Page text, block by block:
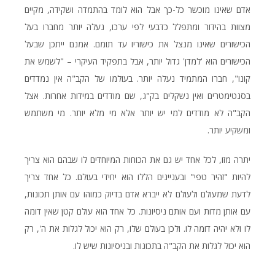
אדם שאינו מוכשר כל-כך אבל הוא לומד בהתמדה ושקידה, מקיים
מצוות בהידור ומתפלל כדבעי לפי ערכו, נעלה יותר מחברו בעל
הכישורים שאינו מנצל את כישוריו עד תומם. אמנם ייתכן שבעל
הכישורים הוא 'למדן' גדול יותר, אבל בתפקיד העיקרי – "לשמש את
קונו", חברו המתמיד נעלה יותר. בעולמו של הקב"ה אין נמדדים
בסנטימטרים ואין נשקלים בק"ג, שם מודדים במידות אחרות. אצל
הקב"ה לא מודדים למי יש יותר אלא מי מלא יותר. מי משתמש
ומשקיע יותר.
יתרה מזו, לכל אחד יש גם את הכוחות המיוחדים לו שבהם הוא צריך
להיות "זהיר טפי" ובעניינים הללו הוא יחידי בעולם. כל אחד צריך
לדעת שמעולם ולעולם לא ייברא אדם בדיוק כמוהו עם אותן תכונות,
עם אותן מדות ועם אותם ניסיונות. כל אחד הוא עולם קטן שאין דומה
לו ולא יהיה דומה לו. ולכן בעולם שלו, רק הוא יכול לגלות את ה', רק
הוא יכול לגלות את הקב"ה בתכונות ובניסיונות שיש לו.